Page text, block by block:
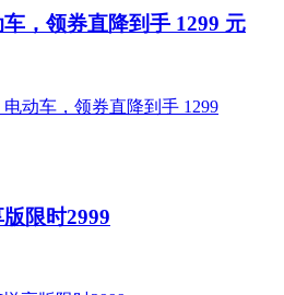
，领券直降到手 1299 元
限时2999